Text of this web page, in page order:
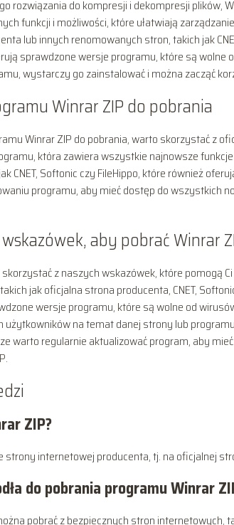
rozwiązania do kompresji i dekompresji plików,
funkcji i możliwości, które ułatwiają
lub innych renomowanych stron, takich jak
sprawdzone wersje programu, które są wolne
wystarczy go zainstalować i można zacząć
Winrar ZIP do pobrania
Winrar ZIP do pobrania, warto skorzystać z
która zawiera wszystkie najnowsze
CNET, Softonic czy FileHippo, które również
programu, aby mieć dostęp do wszystkich
aby pobrać Winrar
z naszych wskazówek, które pomogą
jak oficjalna strona producenta, CNET,
wersje programu, które są wolne od
użytkowników na temat danej strony lub
warto regularnie aktualizować program, aby
ZIP?
strony internetowej producenta, tj. na oficjalnej
do pobrania programu Winrar
pobrać z bezpiecznych stron internetowych,